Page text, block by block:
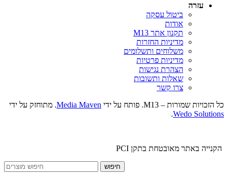
עזרה
ביטול עסקה
אודות
תקנון אתר M13
מדיניות החזרות
משלוחים ותשלומים
מדיניות פרטיות
הצהרת נגישות
שאלות ותשובות
צרו קשר
כל הזכויות שמורות – M13. פותח על ידי
Media Maven. מתוחזק על ידי
Wedo Solutions
.
הקנייה באתר מאובטחת בתקן PCI
חיפוש